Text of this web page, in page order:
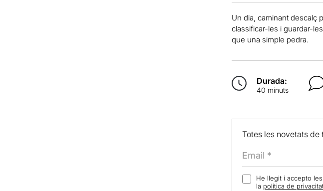
Un dia, caminant descalç
classificar-les i guardar-
que una simple pedra.
Durada:
40 minuts
Totes les novetats
He llegit i accepto les
la política de